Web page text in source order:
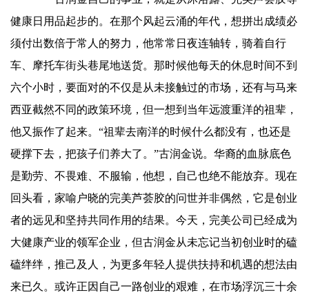
健康日用品起步的。在那个风起云涌的年代，想拼出成绩必
须付出数倍于常人的努力，他常常日夜连轴转，骑着自行
车、摩托车街头巷尾地送货。那时候他每天的休息时间不到
六个小时，要面对的不仅是从未接触过的市场，还有与马来
西亚截然不同的政策环境，但一想到当年远渡重洋的祖辈，
他又振作了起来。“祖辈去南洋的时候什么都没有，也还是
硬撑下去，把孩子们养大了。”古润金说。华裔的血脉底色
是勤劳、不畏难、不服输，他想，自己也绝不能放弃。现在
回头看，家喻户晓的完美芦荟胶的问世并非偶然，它是创业
者的远见和坚持共同作用的结果。今天，完美公司已经成为
大健康产业的领军企业，但古润金从未忘记当初创业时的磕
磕绊绊，推己及人，为更多年轻人提供扶持和机遇的想法由
来已久。或许正因自己一路创业的艰难，在市场浮沉三十余